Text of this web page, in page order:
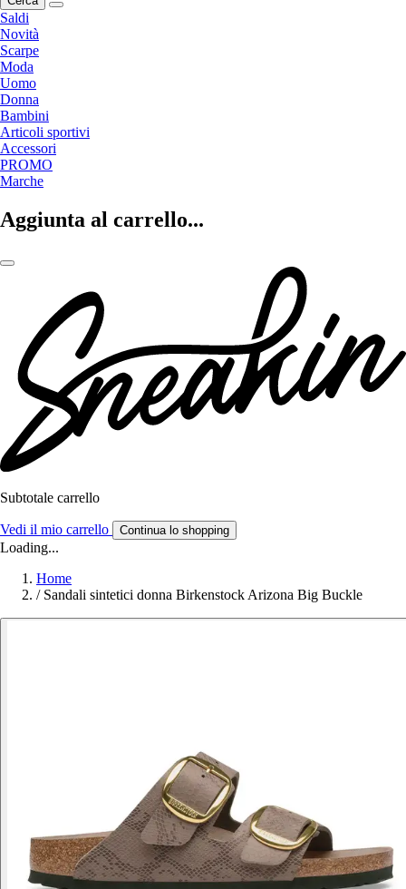
Saldi
Novità
Scarpe
Moda
Uomo
Donna
Bambini
Articoli sportivi
Accessori
PROMO
Marche
Aggiunta al carrello...
Subtotale carrello
Vedi il mio carrello Continua lo shopping
Loading...
Home
/ Sandali sintetici donna Birkenstock Arizona Big Buckle